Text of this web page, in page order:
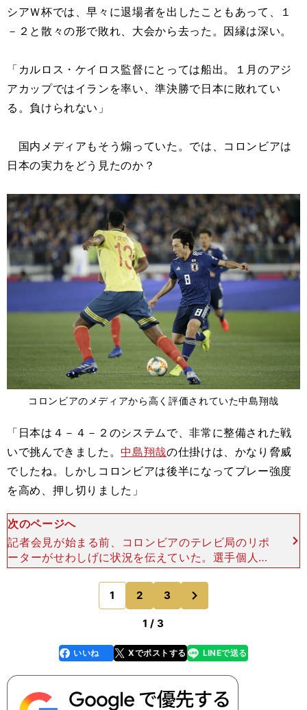
シアＷ杯では、早々に退場者を出したこともあって、１
－２と散々の形で敗れ、大会から去った。因縁は深い。
「カルロス・ケイロス監督にとっては船出。１月のアジ
アカップではイランを率い、準決勝で日本に敗れてい
る。負けられない」
国内メディアもそう煽っていた。では、コロンビアは
日本の実力をどう見たのか？
コロンビアのメディアから高く評価されていた中島翔哉
「日本は４－４－２のシステムで、非常に整備された戦
いで挑んできました。中島翔哉の仕掛けは、かなり脅威
でしたね。しかしコロンビアは後半になってプレー強度
を高め、押し切りました」
次のページへ
記者会見が始まる前、コロンビアのテレビ局のリポ
ーターがせわしげに状況を伝えていた。選手個人で
言えば、中島の評価が高いようだった。「日本のベ
ストプレーヤーは中島だった。あと一歩で同点にで
きるプレーもあっ
1 2 3
1 / 3
faceboo
k
いいね Xでポストする
line LINEで送る